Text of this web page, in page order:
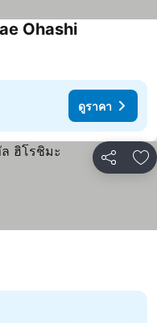
Ohashiดูราคา
ดูราคา
แชร์ เ